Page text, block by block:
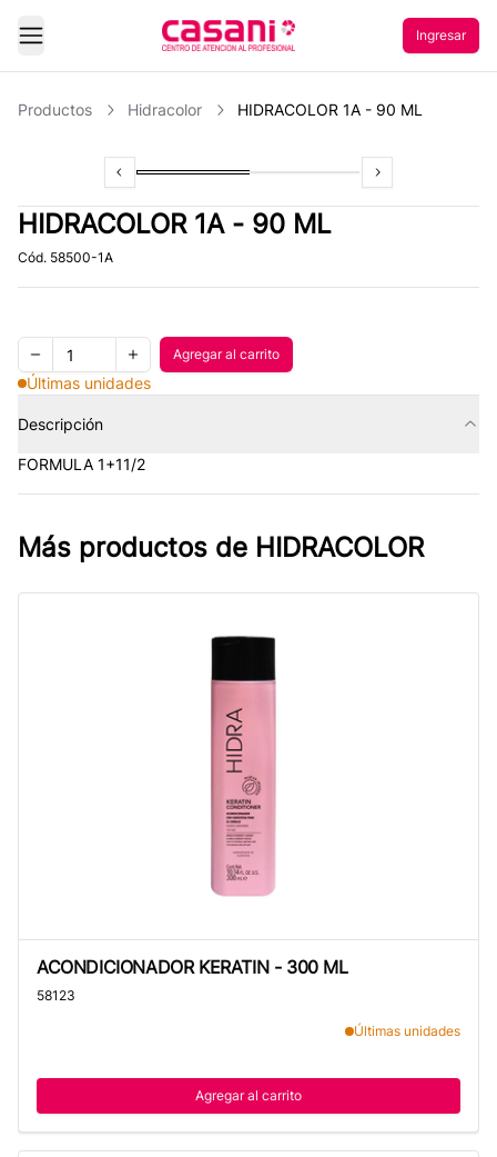
Abrir Menu
Ingresar
Productos Hidracolor HIDRACOLOR 1A - 90 ML
Previous slide 2Next slide
HIDRACOLOR 1A - 90 ML
Cód. 58500-1A
Remove one item
Quantity
Add one item
Agregar al carrito
Agregar al carrito
Últimas unidades
Descripción
FORMULA 1+11/2
Más productos de HIDRACOLOR
ACONDICIONADOR KERATIN - 300 ML
58123
Últimas unidades
Agregar al carrito